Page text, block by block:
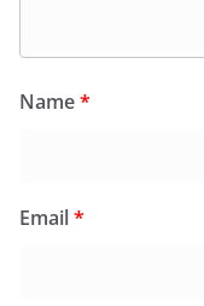
Name*
Email*